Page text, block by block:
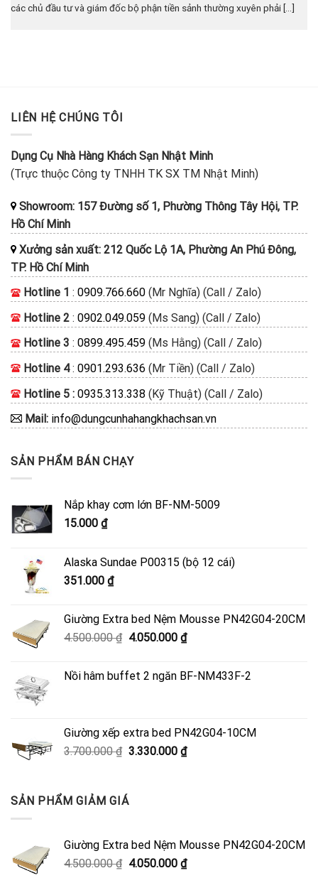
các chủ đầu tư và giám đốc bộ phận tiền sảnh thường xuyên phải [...]
LIÊN HỆ CHÚNG TÔI
Dụng Cụ Nhà Hàng Khách Sạn Nhật Minh
(Trực thuộc Công ty TNHH TK SX TM Nhật Minh)
Showroom: 157 Đường số 1, Phường Thông Tây Hội, TP.
Hồ Chí Minh
Xưởng sản xuất: 212 Quốc Lộ 1A, Phường An Phú Đông,
TP. Hồ Chí Minh
Hotline 1 : 0909.766.660 (Mr Nghĩa) (Call / Zalo)
Hotline 2 : 0902.049.059 (Ms Sang) (Call / Zalo)
Hotline 3 : 0899.495.459 (Ms Hằng) (Call / Zalo)
Hotline 4: 0901.293.636 (Mr Tiền) (Call / Zalo)
Hotline 5 : 0935.313.338 (Kỹ Thuật) (Call / Zalo)
Mail: info@dungcunhahangkhachsan.vn
SẢN PHẨM BÁN CHẠY
Nắp khay cơm lớn BF-NM-5009
15.000 ₫
Alaska Sundae P00315 (bộ 12 cái)
351.000 ₫
Giường Extra bed Nệm Mousse PN42G04-20CM
4.500.000₫ Giá
4.500.000 ₫.
4.050.000 ₫Giá
là:
Nồi hâm buffet 2 ngăn BF-NM433F-2
Giường xếp extra bed PN42G04-10CM
3.700.000₫ Giá
3.700.000 ₫.
3.330.000 ₫Giá
SẢN PHẨM GIẢM GIÁ
Giường Extra bed Nệm Mousse PN42G04-20CM
4.500.000₫ Giá
4.050.000 ₫Giá